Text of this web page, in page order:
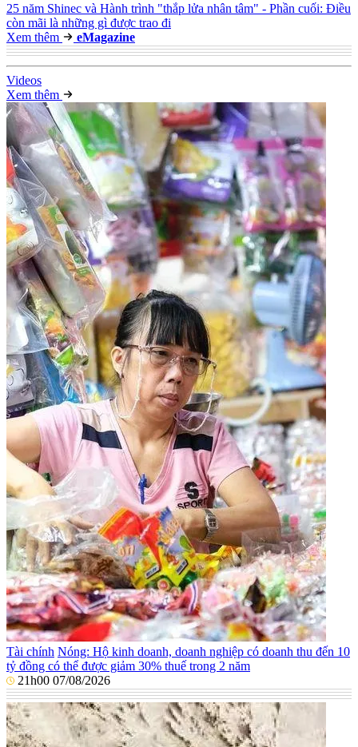
25 năm Shinec và Hành trình "thắp lửa nhân tâm" - Phần cuối: Điều
còn mãi là những gì được trao đi
Xem thêm
eMagazine
Videos
Xem thêm
Tài chính Nóng: Hộ kinh doanh, doanh nghiệp có doanh thu đến 10
tỷ đồng có thể được giảm 30% thuế trong 2 năm
21h00 07/08/2026